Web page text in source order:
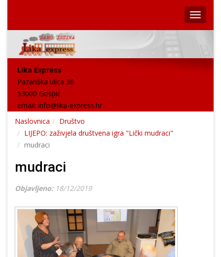
Lika Express
Pazariška ulica 36
53000 Gospić
email: info@lika-express.hr
Naslovnica
Društvo
LIJEPO: zaživjela društvena igra "Lički mudraci"
mudraci
mudraci
Objavljeno: 18/12/2019